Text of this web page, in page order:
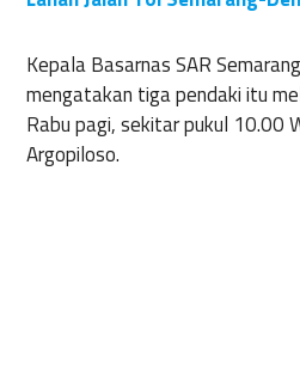
Kepala Basarnas SAR
mengatakan tiga pendaki itu
Rabu pagi, sekitar pukul 10.00
Argopiloso.